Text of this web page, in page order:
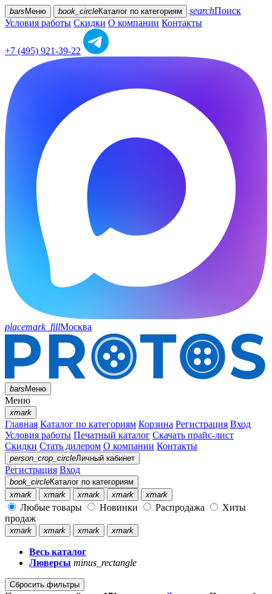
bars Меню book_circleКаталог по категориям searchПоиск
Условия работы Скидки О компании Контакты
+7 (495) 921-39-22
placemark_fillМосква
barsМеню
Меню
xmark
Главная Каталог по категориям Корзина Регистрация Вход
Условия работы Печатный каталог Скачать прайс-лист
Скидки Стать дилером О компании Контакты
person_crop_circleЛичный кабинет
Регистрация Вход
book_circleКаталог по категориям
xmark
xmark xmark xmark xmark
Любые товары Новинки Распродажа
Хиты
продаж
xmark xmark xmark xmark
Весь каталог
Люверсы minus_rectangle
Сбросить фильтры